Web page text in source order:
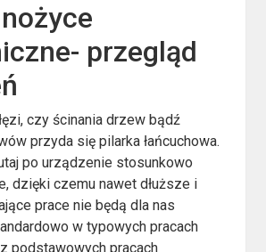
przegląd
czy ścinania drzew bądź
przyda się pilarka łańcuchowa.
po urządzenie stosunkowo
dzięki czemu nawet dłuższe i
prace nie będą dla nas
w typowych pracach
podstawowych pracach